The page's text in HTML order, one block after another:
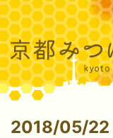
2018/05/22